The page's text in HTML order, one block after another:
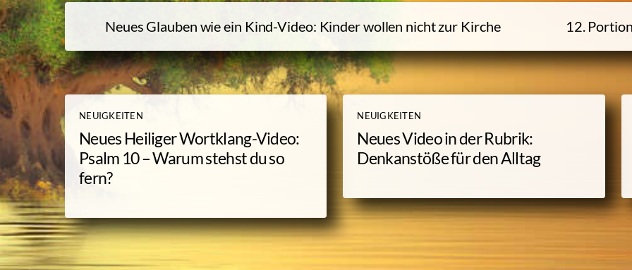
Neues Glauben wie ein Kind-Video: Kinder wollen nicht zur Kirche 12.
NEUIGKEITEN
Neues Heiliger Wortklang-Video:
Psalm 10 – Warum stehst du so
fern?
NEUIGKEITEN
Neues Video in der Rubrik:
Denkanstöße für den Alltag